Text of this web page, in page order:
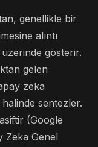
genellikle bir
alıntı
gösterir.
gelen
zeka
sentezler.
(Google
Zeka Genel